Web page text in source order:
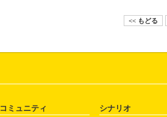
<< もどる
コミュニティ シナリオ